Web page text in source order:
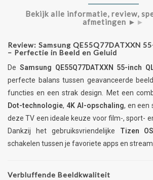
Bekijk alle informatie, review,
afmetingen ► ►
Review: Samsung QE55Q77DATXXN
– Perfectie in Beeld en Geluid
De Samsung QE55Q77DATXXN 55-inch
perfecte balans tussen geavanceerde
functies en een strak design. Met een
Dot-technologie, 4K AI-opschaling, en een
deze TV een ideale keuze voor film-, sport-
Dankzij het gebruiksvriendelijke Tizen OS
schakelen tussen je favoriete apps en
Verbluffende Beeldkwaliteit